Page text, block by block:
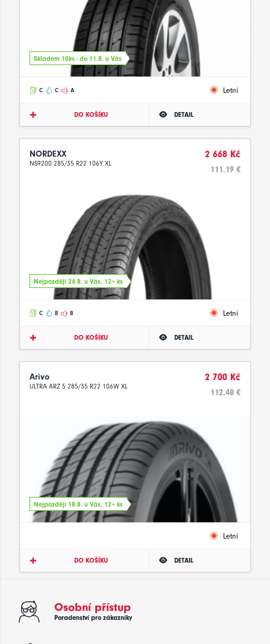
Skladem 10ks - do 11.8. u Vás
C C A Letní
DO KOŠÍKU DETAIL
NORDEXX
NS9200 285/35 R22 106Y XL
2 668 Kč
111.19 €
Nejpozději 24.8. u Vás, 12+ ks
C B B Letní
DO KOŠÍKU DETAIL
Arivo
ULTRA ARZ 5 285/35 R22 106W XL
2 700 Kč
112.48 €
Nejpozději 18.8. u Vás, 12+ ks
Letní
DO KOŠÍKU DETAIL
Osobní přístup
Poradenství pro zákazníky